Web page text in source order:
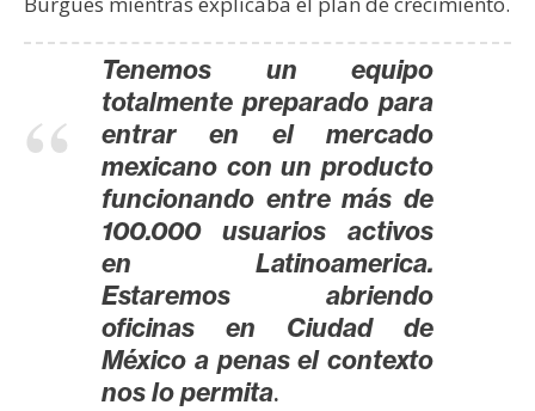
c
t
P
Tenemos un equipo
totalmente preparado para
entrar en el mercado
mexicano con un producto
funcionando entre más de
100.000 usuarios activos
en Latinoamerica.
Estaremos abriendo
oficinas en Ciudad de
México a penas el contexto
nos lo permita.